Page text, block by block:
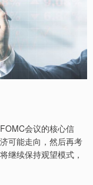
会议的核心信
可能走向，然后再考
继续保持观望模式，